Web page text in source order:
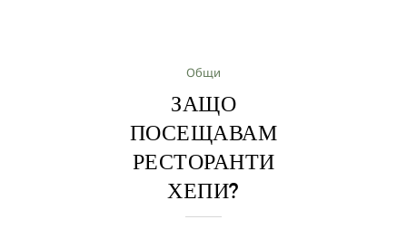
Общи
ЗАЩО
ПОСЕЩАВАМ
РЕСТОРАНТИ
ХЕПИ?